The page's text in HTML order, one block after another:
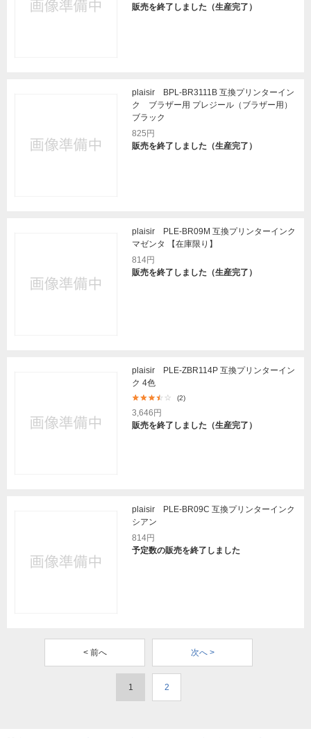
販売を終了しました（生産完了）
plaisir BPL-BR3111B 互換プリンターイン
ク ブラザー用 プレジール（ブラザー用）
ブラック
825円
販売を終了しました（生産完了）
plaisir PLE-BR09M 互換プリンターインク
マゼンタ 【在庫限り】
814円
販売を終了しました（生産完了）
plaisir PLE-ZBR114P 互換プリンターイン
ク 4色
(2)
3,646円
販売を終了しました（生産完了）
plaisir PLE-BR09C 互換プリンターインク
シアン
814円
予定数の販売を終了しました
< 前へ 次へ >
1 2